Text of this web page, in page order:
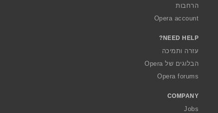
הרחבות
Opera account
NEED HELP?
עזרה ותמיכה
הבלוגים של Opera
Opera forums
COMPANY
Jobs